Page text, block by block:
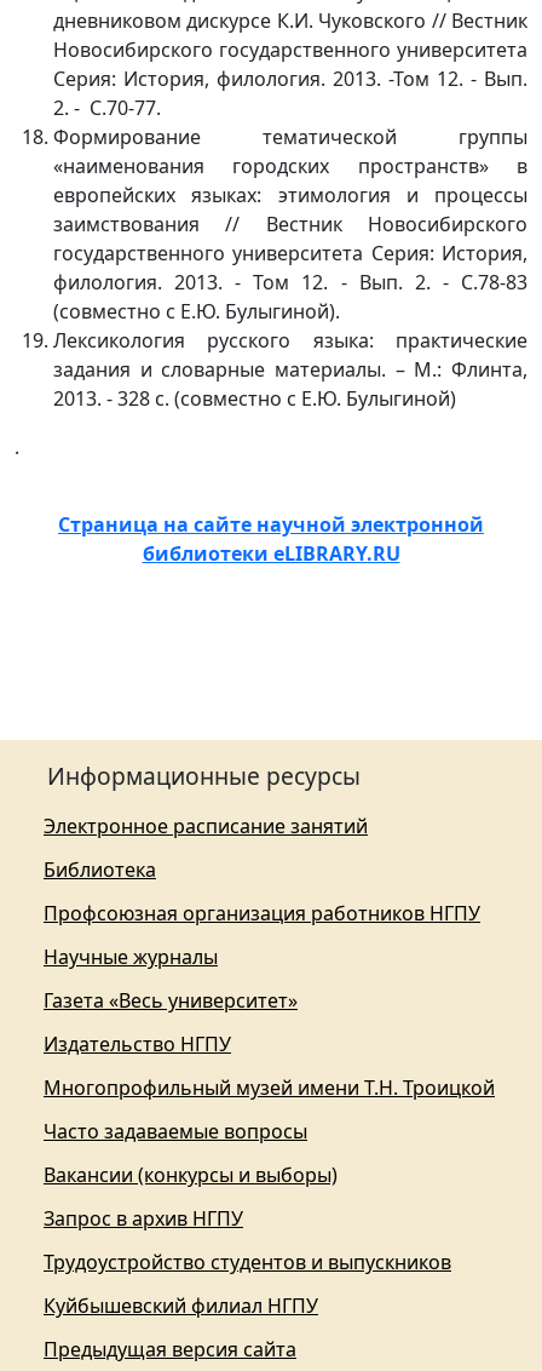
дневниковом дискурсе К.И. Чуковского // Вестник
Новосибирского государственного университета
Серия: История, филология. 2013. -Том 12. - Вып.
2. - С.70-77.
Формирование тематической группы
«наименования городских пространств» в
европейских языках: этимология и процессы
заимствования // Вестник Новосибирского
государственного университета Серия: История,
филология. 2013. - Том 12. - Вып. 2. - С.78-83
(совместно с Е.Ю. Булыгиной).
Лексикология русского языка: практические
задания и словарные материалы. – М.: Флинта,
2013. - 328 с. (совместно с Е.Ю. Булыгиной)
.
Страница на сайте научной электронной
библиотеки eLIBRARY.RU
Информационные ресурсы
Электронное расписание занятий
Библиотека
Профсоюзная организация работников НГПУ
Научные журналы
Газета «Весь университет»
Издательство НГПУ
Многопрофильный музей имени Т.Н. Троицкой
Часто задаваемые вопросы
Вакансии (конкурсы и выборы)
Запрос в архив НГПУ
Трудоустройство студентов и выпускников
Куйбышевский филиал НГПУ
Предыдущая версия сайта